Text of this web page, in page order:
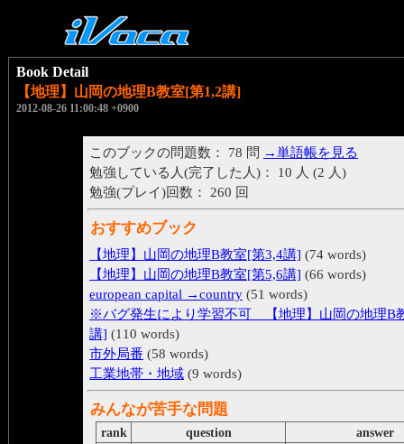
Book Detail
【地理】山岡の地理B教室[第1,2講]
2012-08-26 11:00:48 +0900
このブックの問題数： 78 問 →単語帳を見る
勉強している人(完了した人)： 10 人 (2 人)
勉強(プレイ)回数： 260 回
おすすめブック
【地理】山岡の地理B教室[第3,4講] (74 words)
【地理】山岡の地理B教室[第5,6講] (66 words)
european capital →country (51 words)
※バグ発生により学習不可＿【地理】山岡の地理B
講] (110 words)
市外局番 (58 words)
工業地帯・地域 (9 words)
みんなが苦手な問題
rank question answer